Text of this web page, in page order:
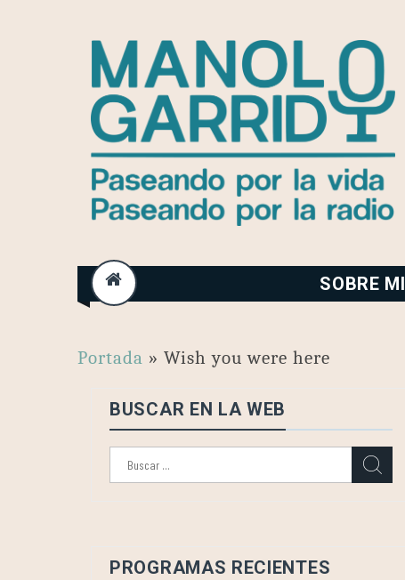
content
SOBRE MI
Portada » Wish you were here
BUSCAR EN LA WEB
PROGRAMAS RECIENTES